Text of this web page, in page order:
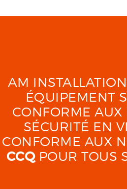
AM
ÉQUIPEMENT
CONFORME
SÉCURITÉ EN
CONFORME AUX
CCQPOUR TOUS